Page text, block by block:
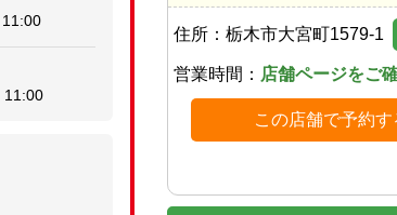
住所： 栃木市大宮町1579-1
営業時間： 店舗ページをご
この店舗で予約す
11:00
11:00